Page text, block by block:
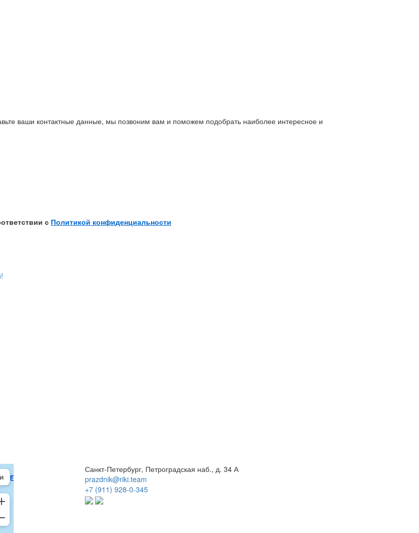
ваши контактные данные, мы позвоним вам и поможем подобрать наиболее интересное и
с Политикой конфиденциальности
Санкт-Петербург, Петроградская наб., д. 34 А
prazdnik@riki.team
+7 (911) 928-0-345